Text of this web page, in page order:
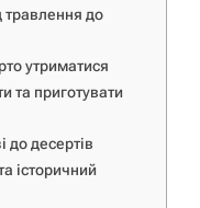
травлення до
утриматися
та приготувати
до десертів
історичний